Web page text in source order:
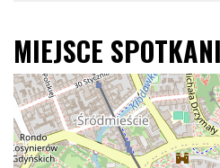
MIEJSCE